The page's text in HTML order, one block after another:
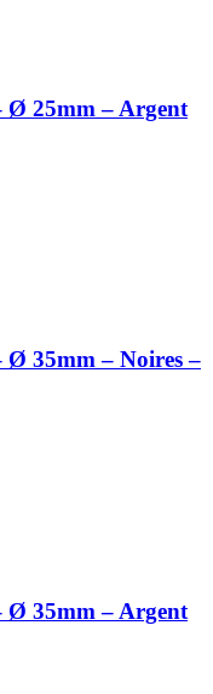
Ø 25mm – Argent
Ø 35mm – Noires –
Ø 35mm – Argent